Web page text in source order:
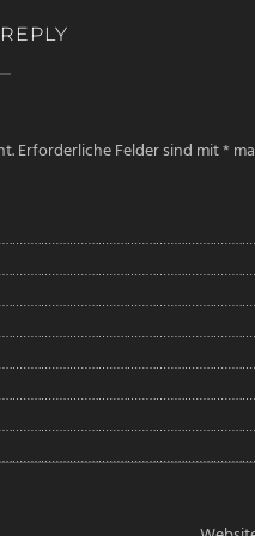
Erforderliche Felder sind mit*